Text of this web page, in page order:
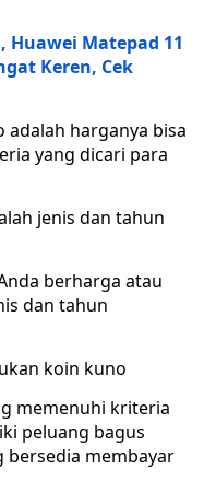
Huawei Matepad 11
Keren, Cek
harganya bisa
yang dicari para
jenis dan tahun
berharga atau
dan tahun
koin kuno
memenuhi kriteria
peluang bagus
bersedia membayar